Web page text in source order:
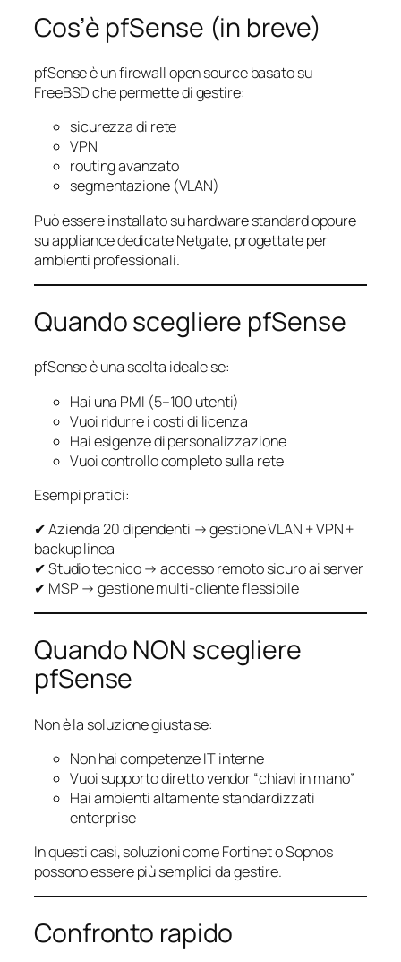
Cos’è pfSense (in breve)
pfSense è un firewall open source basato su
FreeBSD che permette di gestire:
sicurezza di rete
VPN
routing avanzato
segmentazione (VLAN)
Può essere installato su hardware standard oppure
su appliance dedicate Netgate, progettate per
ambienti professionali.
Quando scegliere pfSense
pfSense è una scelta ideale se:
Hai una PMI (5–100 utenti)
Vuoi ridurre i costi di licenza
Hai esigenze di personalizzazione
Vuoi controllo completo sulla rete
Esempi pratici:
✔ Azienda 20 dipendenti → gestione VLAN + VPN +
backup linea
✔ Studio tecnico → accesso remoto sicuro ai server
✔ MSP → gestione multi-cliente flessibile
Quando NON scegliere
pfSense
Non è la soluzione giusta se:
Non hai competenze IT interne
Vuoi supporto diretto vendor “chiavi in mano”
Hai ambienti altamente standardizzati
enterprise
In questi casi, soluzioni come Fortinet o Sophos
possono essere più semplici da gestire.
Confronto rapido